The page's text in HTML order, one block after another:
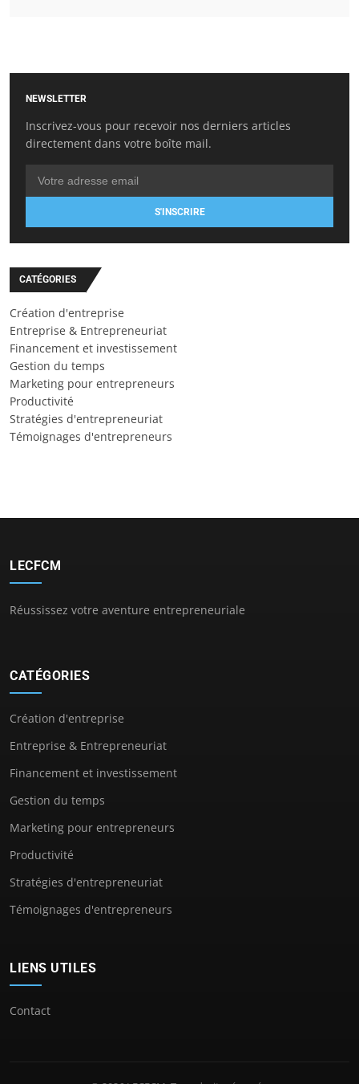
NEWSLETTER
Inscrivez-vous pour recevoir nos derniers articles
directement dans votre boîte mail.
S'INSCRIRE
CATÉGORIES
Création d'entreprise
Entreprise & Entrepreneuriat
Financement et investissement
Gestion du temps
Marketing pour entrepreneurs
Productivité
Stratégies d'entrepreneuriat
Témoignages d'entrepreneurs
LECFCM
Réussissez votre aventure entrepreneuriale
CATÉGORIES
Création d'entreprise
Entreprise & Entrepreneuriat
Financement et investissement
Gestion du temps
Marketing pour entrepreneurs
Productivité
Stratégies d'entrepreneuriat
Témoignages d'entrepreneurs
LIENS UTILES
Contact